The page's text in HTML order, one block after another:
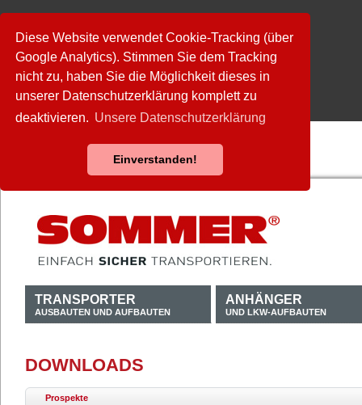
Diese Website verwendet Cookie-Tracking (über
Google Analytics). Stimmen Sie dem Tracking
nicht zu, haben Sie die Möglichkeit dieses in
unserer Datenschutzerklärung komplett zu
deaktivieren. Unsere Datenschutzerklärung
Einverstanden!
TRANSPORTER
AUSBAUTEN UND AUFBAUTEN
ANHÄNGER
UND LKW-AUFBAUTEN
DOWNLOADS
Prospekte